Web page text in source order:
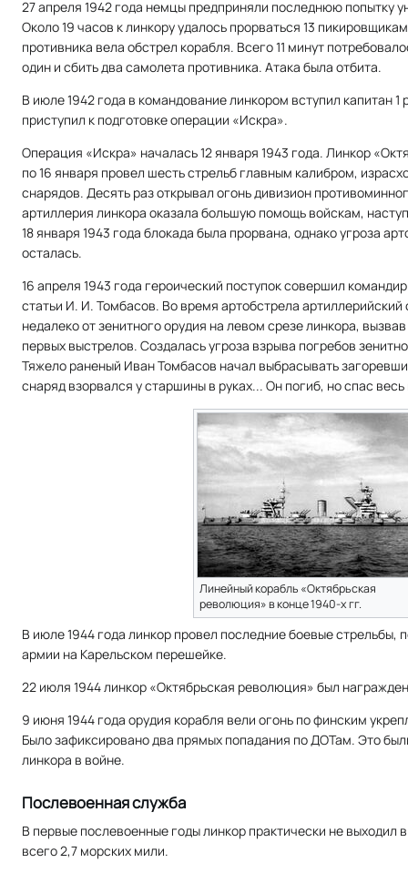
27 апреля 1942 года немцы предприняли последнюю попытку
Около 19 часов к линкору удалось прорваться 13
противника вела обстрел корабля. Всего 11 минут
один и сбить два самолета противника. Атака была отбита.
В июле 1942 года в командование линкором вступил капитан
приступил к подготовке операции «Искра».
Операция «Искра» началась 12 января 1943 года. Линкор
по 16 января провел шесть стрельб главным калибром,
снарядов. Десять раз открывал огонь дивизион
артиллерия линкора оказала большую помощь войскам,
18 января 1943 года блокада была прорвана, однако угроза
осталась.
16 апреля 1943 года героический поступок совершил
статьи И. И. Томбасов. Во время артобстрела
недалеко от зенитного орудия на левом срезе линкора,
первых выстрелов. Создалась угроза взрыва погребов
Тяжело раненый Иван Томбасов начал выбрасывать
снаряд взорвался у старшины в руках... Он погиб, но спас весь
Линейный корабль «Октябрьская
революция» в конце 1940-х гг.
В июле 1944 года линкор провел последние боевые стрельбы,
армии на Карельском перешейке.
22 июля 1944 линкор «Октябрьская революция» был
9 июня 1944 года орудия корабля вели огонь по финским
Было зафиксировано два прямых попадания по ДОТам. Это
линкора в войне.
Послевоенная служба
В первые послевоенные годы линкор практически не выходил
всего 2,7 морских мили.